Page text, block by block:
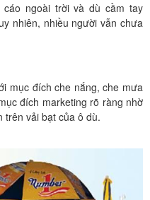
ngoài trời và dù cầm tay
nhiên, nhiều người vẫn chưa
mục đích che nắng, che mưa
đích marketing rõ ràng nhờ
trên vải bạt của ô dù.